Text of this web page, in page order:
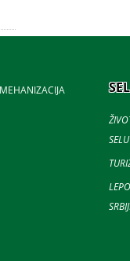
MEHANIZACIJA
SELU